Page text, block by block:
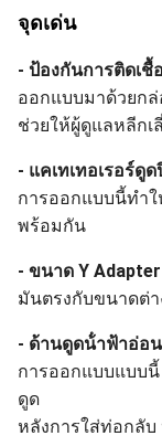
จุดเด่น
- ป้องกันการติดเชื้อ
ออกแบบมาด้วยกล่
ช่วยให้ผู้ดูแลหลีกเ
- แคเทเทอเรอร์ดู
การออกแบบนี้ทํา
พร้อมกัน
- ขนาด Y Adapter
มันตรงกับขนาดต่า
- ด้านดูดน้ําฟ้าอ่อน
การออกแบบแบบนี้
ดูด
หลังการใส่ท่อกลับ